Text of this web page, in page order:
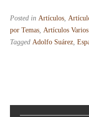
Posted in Artículos
por Temas Artículos Varios
Tagged Adolfo Suárez